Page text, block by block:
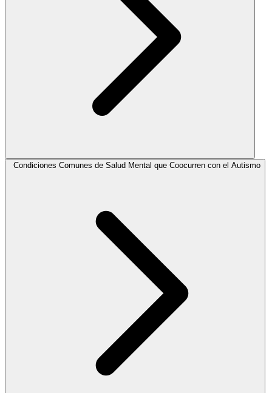
Condiciones Comunes de Salud Mental que Coocurren con el Autismo